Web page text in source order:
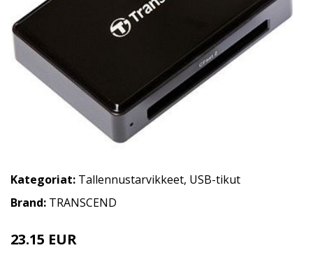
Kategoriat: Tallennustarvikkeet, USB-tikut
Brand: TRANSCEND
23.15 EUR